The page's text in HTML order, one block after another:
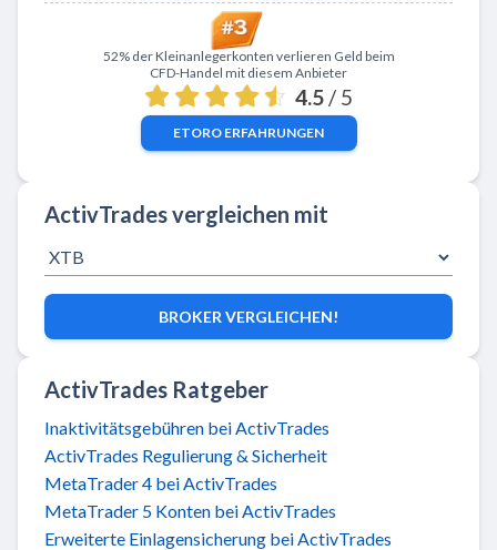
Zu eToro
52% der Kleinanlegerkonten verlieren Geld beim
CFD-Handel mit diesem Anbieter
4.5 / 5
ETORO ERFAHRUNGEN
ActivTrades vergleichen mit
BROKER VERGLEICHEN!
ActivTrades Ratgeber
Inaktivitätsgebühren bei ActivTrades
ActivTrades Regulierung & Sicherheit
MetaTrader 4 bei ActivTrades
MetaTrader 5 Konten bei ActivTrades
Erweiterte Einlagensicherung bei ActivTrades